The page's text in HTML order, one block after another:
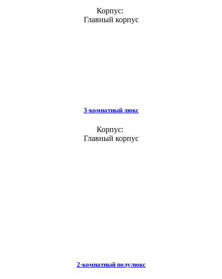
Корпус:
Главный корпус
3-комнатный люкс
Корпус:
Главный корпус
2-комнатный полулюкс